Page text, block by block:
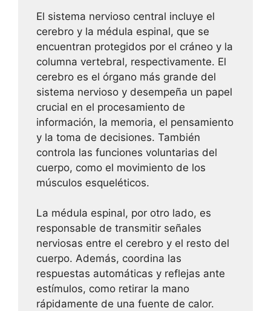
El sistema nervioso central incluye el
cerebro y la médula espinal, que se
encuentran protegidos por el cráneo y la
columna vertebral, respectivamente. El
cerebro es el órgano más grande del
sistema nervioso y desempeña un papel
crucial en el procesamiento de
información, la memoria, el pensamiento
y la toma de decisiones. También
controla las funciones voluntarias del
cuerpo, como el movimiento de los
músculos esqueléticos.
La médula espinal, por otro lado, es
responsable de transmitir señales
nerviosas entre el cerebro y el resto del
cuerpo. Además, coordina las
respuestas automáticas y reflejas ante
estímulos, como retirar la mano
rápidamente de una fuente de calor.